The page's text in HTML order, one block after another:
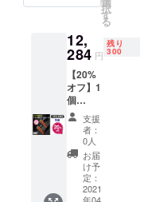
より出
荷時期
が遅れ
る場合
があり
ます。
※デザイ
ン・仕
様は変
更にな
る可能
性もご
ざいま
す。ご
了承く
ださ
い。 ※
ご注文
状況、
送料込
格とな
りま
す。 ※
皆様の
応援購
入によ
り量産
効率が
向上し
た場
合、正
規販売
価格が
択
す
る
12,
284 円
残り
300
【20%
オフ】1
個
12,284
円（税
込）
300名様
限定！
※販売予
定価
支援
者：
0人
お届
け予
定：
2021
年04